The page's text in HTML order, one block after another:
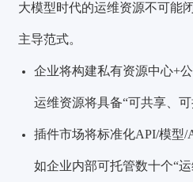
大模型时代的运维资源不可能
主导范式。
企业将构建私有资源中心+
运维资源将具备“可共享、
插件市场将标准化API/模型/
如企业内部可托管数十个“